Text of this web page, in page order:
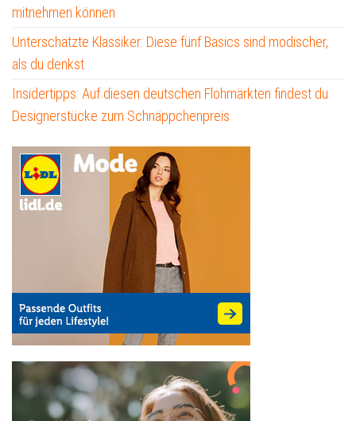
mitnehmen können
Unterschätzte Klassiker: Diese fünf Basics sind modischer,
als du denkst
Insidertipps: Auf diesen deutschen Flohmärkten findest du
Designerstücke zum Schnäppchenpreis